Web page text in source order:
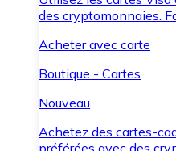
des cryptomonnaies.
Acheter avec carte
Boutique - Cartes
Nouveau
Achetez des cartes-
préférées avec des